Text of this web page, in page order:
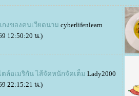
กงของคนเวียดนาม cyberlifenlearn
12:50:20 น.)
อเมริกัน ไส้จัดหนักจัดเต็ม Lady2000
22:15:21 น.)